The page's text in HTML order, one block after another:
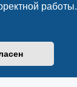
работы.